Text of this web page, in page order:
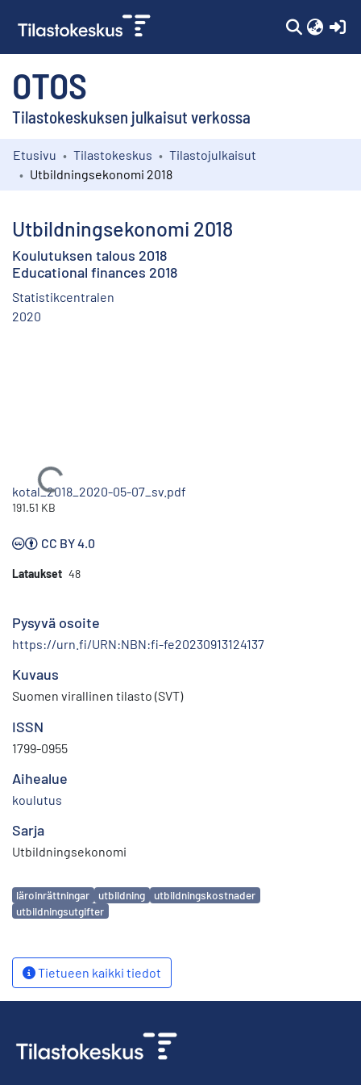
OTOS
Tilastokeskuksen julkaisut verkossa
Kokoelmat
Etusivu Tilastokeskus
Tilastojulkaisut
Utbildningsekonomi 2018
Utbildningsekonomi 2018
Koulutuksen talous 2018
Educational finances 2018
Statistikcentralen
2020
Ladataan...
kotal_2018_2020-05-07_sv.pdf
191.51 KB
CC BY 4.0
Lataukset 48
Pysyvä osoite
https://urn.fi/URN:NBN:fi-fe20230913124137
Kuvaus
Suomen virallinen tilasto (SVT)
ISSN
1799-0955
Aihealue
koulutus
Sarja
Utbildningsekonomi
Avainsanat
läroinrättningar utbildning
utbildningskostnader
utbildningsutgifter
Tietueen kaikki tiedot